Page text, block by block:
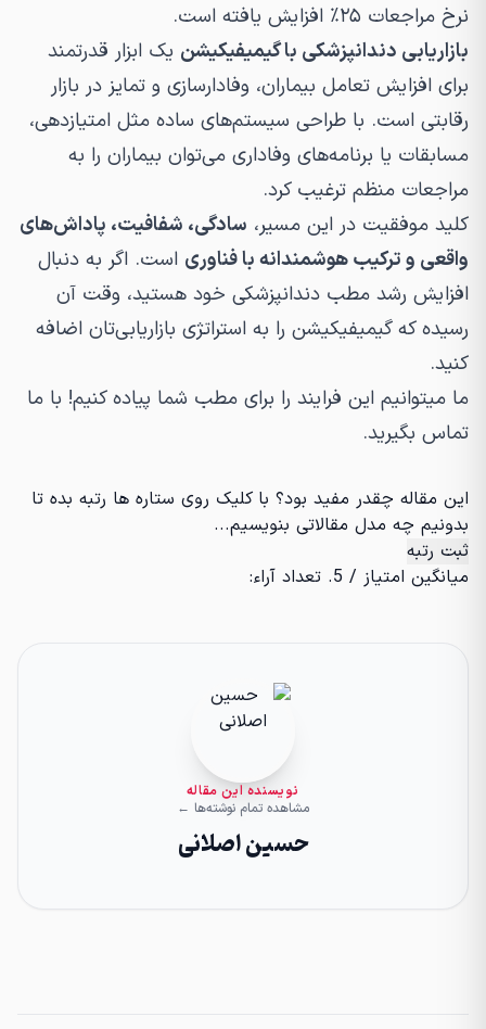
نرخ مراجعات ۲۵٪ افزایش یافته است.
بازاریابی دندانپزشکی با گیمیفیکیشن یک ابزار قدرتمند
برای افزایش تعامل بیماران، وفادارسازی و تمایز در بازار
رقابتی است. با طراحی سیستم‌های ساده مثل امتیازدهی،
مسابقات یا برنامه‌های وفاداری می‌توان بیماران را به
مراجعات منظم ترغیب کرد.
کلید موفقیت در این مسیر، سادگی، شفافیت، پاداش‌های
واقعی و ترکیب هوشمندانه با فناوری است. اگر به دنبال
افزایش رشد مطب دندانپزشکی خود هستید، وقت آن
رسیده که گیمیفیکیشن را به استراتژی بازاریابی‌تان اضافه
کنید.
ما میتوانیم این فرایند را برای مطب شما پیاده کنیم! با ما
تماس بگیرید.
این مقاله چقدر مفید بود؟ با کلیک روی ستاره ها رتبه بده تا
بدونیم چه مدل مقالاتی بنویسیم...
ثبت رتبه
میانگین امتیاز / 5. تعداد آراء:
نویسنده این مقاله
مشاهده تمام نوشته‌ها ←
حسین اصلانی